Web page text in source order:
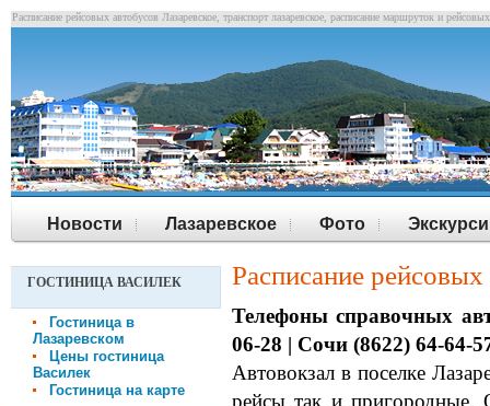
Расписание рейсовых автобусов Лазаревское, транспорт лазаревское, расписание маршруток и
Новости Лазаревское Фото
Расписание рейсовых
Телефоны справочных
06-28 | Сочи (8622) 64-64-
Автовокзал в поселке
рейсы так и пригородные.
ГОСТИНИЦА ВАСИЛЕК
Гостиница в
Лазаревском
Цены гостиница
Василек
Гостиница на карте